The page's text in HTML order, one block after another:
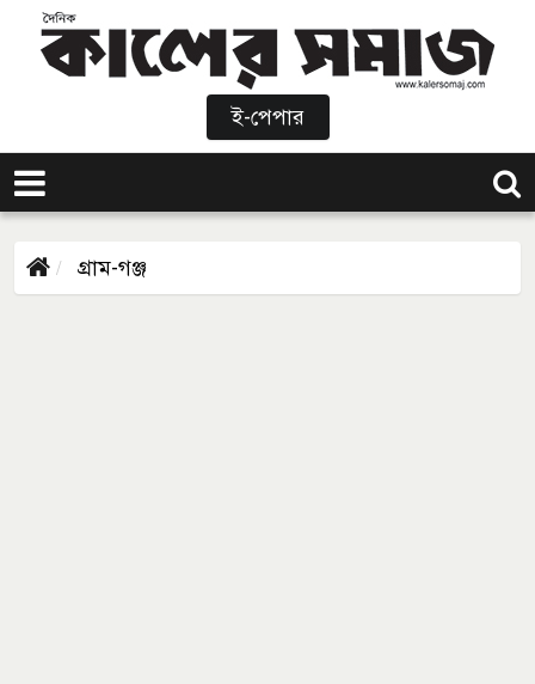
ই-পেপার
গ্রাম-গঞ্জ